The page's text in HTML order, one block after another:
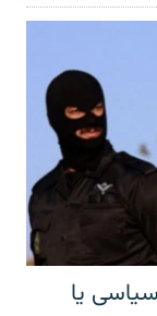
سیاسی یا